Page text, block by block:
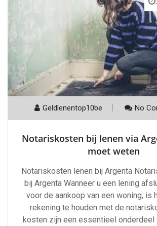
Geldlenentop10be No
Notariskosten bij lenen via
moet weten
Notariskosten lenen bij Argenta
bij Argenta Wanneer u een lening
voor de aankoop van een woning, is
rekening te houden met de
kosten zijn een essentieel onderdeel